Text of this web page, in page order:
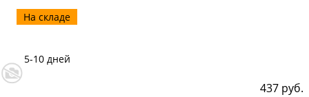
437 руб.
На складе
5-10 дней